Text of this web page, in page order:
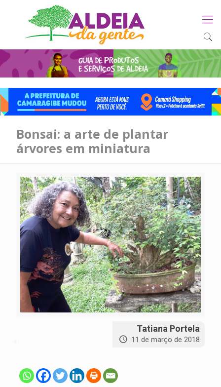
Bonsai: a arte de plantar
árvores em miniatura
Tatiana Portela
11 de março de 2018